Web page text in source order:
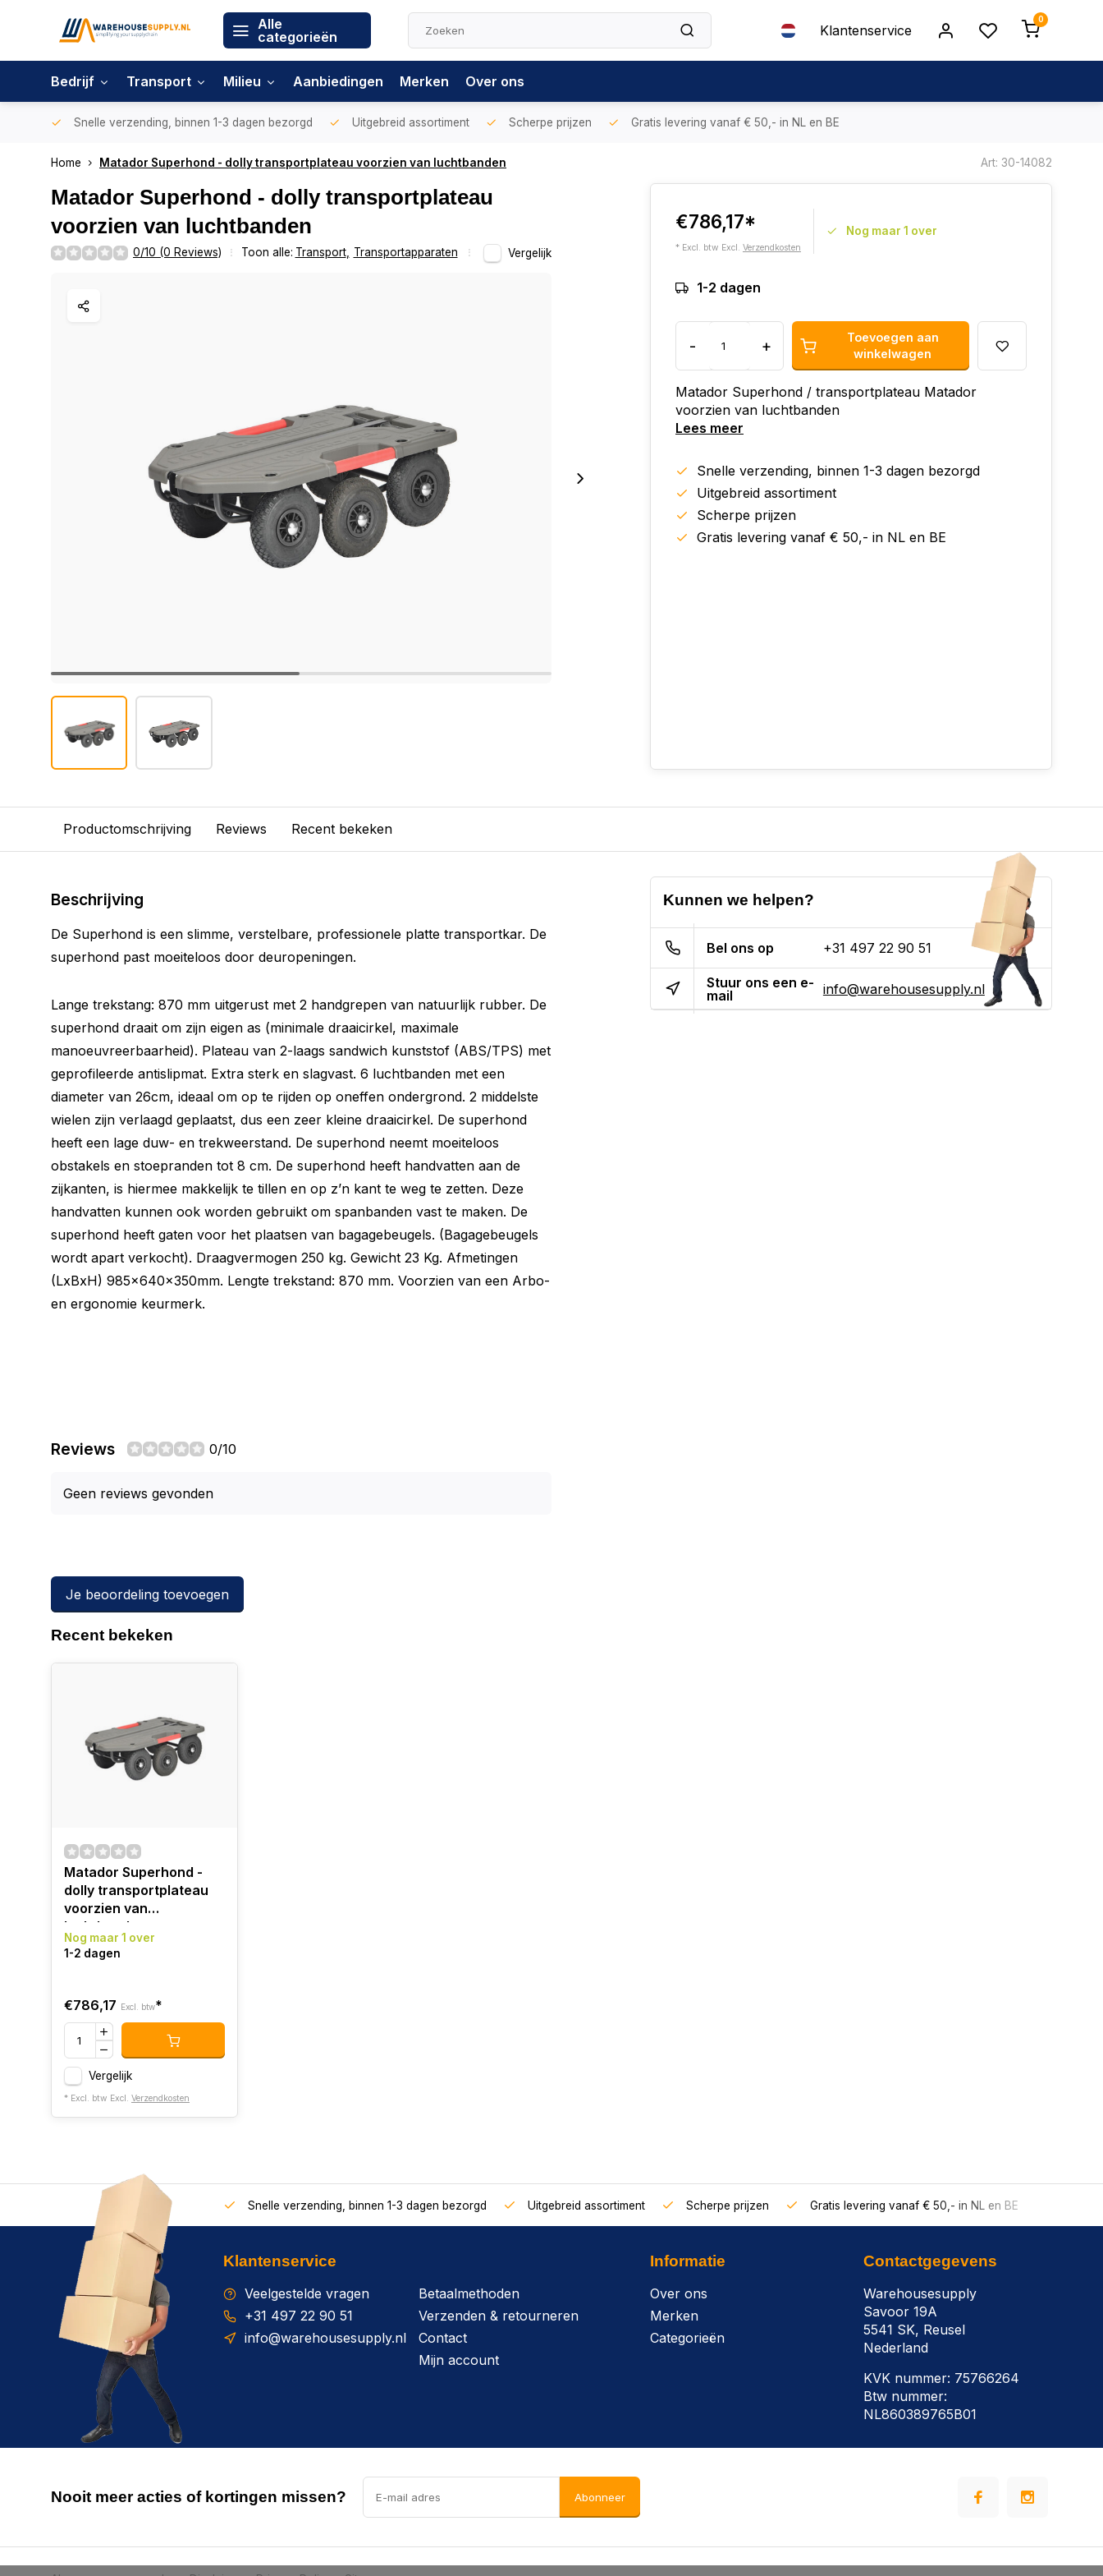
Alle
categorieën
Klantenservice
0
Bedrijf Transport Milieu Aanbiedingen Merken Over ons
Snelle verzending, binnen 1-3 dagen bezorgd Uitgebreid assortiment Scherpe prijzen Gratis levering vanaf € 50,- in NL en BE
Home Matador Superhond - dolly transportplateau voorzien van luchtbanden Art: 30-14082
Matador Superhond - dolly transportplateau
voorzien van luchtbanden
0/10 (0 Reviews) Toon alle: Transport, Transportapparaten Vergelijk
€786,17*
* Excl. btw Excl. Verzendkosten
Nog maar 1 over
1-2 dagen
- +
Toevoegen aan
winkelwagen
Matador Superhond / transportplateau Matador
voorzien van luchtbanden
Lees meer
Snelle verzending, binnen 1-3 dagen bezorgd
Uitgebreid assortiment
Scherpe prijzen
Gratis levering vanaf € 50,- in NL en BE
Productomschrijving Reviews Recent bekeken
Beschrijving
De Superhond is een slimme, verstelbare, professionele platte transportkar. De
superhond past moeiteloos door deuropeningen.
Lange trekstang: 870 mm uitgerust met 2 handgrepen van natuurlijk rubber. De
superhond draait om zijn eigen as (minimale draaicirkel, maximale
manoeuvreerbaarheid). Plateau van 2-laags sandwich kunststof (ABS/TPS) met
geprofileerde antislipmat. Extra sterk en slagvast. 6 luchtbanden met een
diameter van 26cm, ideaal om op te rijden op oneffen ondergrond. 2 middelste
wielen zijn verlaagd geplaatst, dus een zeer kleine draaicirkel. De superhond
heeft een lage duw- en trekweerstand. De superhond neemt moeiteloos
obstakels en stoepranden tot 8 cm. De superhond heeft handvatten aan de
zijkanten, is hiermee makkelijk te tillen en op z’n kant te weg te zetten. Deze
handvatten kunnen ook worden gebruikt om spanbanden vast te maken. De
superhond heeft gaten voor het plaatsen van bagagebeugels. (Bagagebeugels
wordt apart verkocht). Draagvermogen 250 kg. Gewicht 23 Kg. Afmetingen
(LxBxH) 985x640x350mm. Lengte trekstand: 870 mm. Voorzien van een Arbo-
en ergonomie keurmerk.
Reviews 0/10
Geen reviews gevonden
Je beoordeling toevoegen
Kunnen we helpen?
Bel ons op +31 497 22 90 51
Stuur ons een e-
mail
info@warehousesupply.nl
Recent bekeken
Matador Superhond -
dolly transportplateau
voorzien van
luchtbanden
Nog maar 1 over
1-2 dagen
€786,17 Excl. btw*
Vergelijk
* Excl. btw Excl. Verzendkosten
Snelle verzending, binnen 1-3 dagen bezorgd Uitgebreid assortiment Scherpe prijzen Gratis levering vanaf € 50,- in NL en BE
Klantenservice
Veelgestelde vragen
+31 497 22 90 51
info@warehousesupply.nl
Betaalmethoden
Verzenden & retourneren
Contact
Mijn account
Informatie
Over ons
Merken
Categorieën
Contactgegevens
Warehousesupply
Savoor 19A
5541 SK, Reusel
Nederland
KVK nummer: 75766264
Btw nummer:
NL860389765B01
Nooit meer acties of kortingen missen? Abonneer